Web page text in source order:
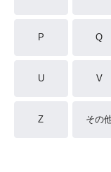
P Q
U V
Z その